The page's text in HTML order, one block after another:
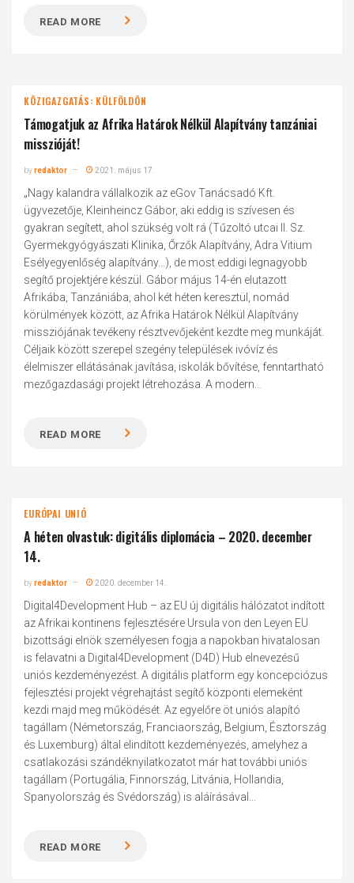
READ MORE
KÖZIGAZGATÁS: KÜLFÖLDÖN
Támogatjuk az Afrika Határok Nélkül Alapítvány tanzániai
misszióját!
byredaktor 2021. május 17.
„Nagy kalandra vállalkozik az eGov Tanácsadó Kft.
ügyvezetője, Kleinheincz Gábor, aki eddig is szívesen és
gyakran segített, ahol szükség volt rá (Tűzoltó utcai II. Sz.
Gyermekgyógyászati Klinika, Őrzők Alapítvány, Adra Vitium
Esélyegyenlőség alapítvány...), de most eddigi legnagyobb
segítő projektjére készül. Gábor május 14-én elutazott
Afrikába, Tanzániába, ahol két héten keresztül, nomád
körülmények között, az Afrika Határok Nélkül Alapítvány
missziójának tevékeny résztvevőjeként kezdte meg munkáját.
Céljaik között szerepel szegény települések ivóvíz és
élelmiszer ellátásának javítása, iskolák bővítése, fenntartható
mezőgazdasági projekt létrehozása. A modern...
READ MORE
EURÓPAI UNIÓ
A héten olvastuk: digitális diplomácia – 2020. december
14.
byredaktor 2020. december 14.
Digital4Development Hub – az EU új digitális hálózatot indított
az Afrikai kontinens fejlesztésére Ursula von den Leyen EU
bizottsági elnök személyesen fogja a napokban hivatalosan
is felavatni a Digital4Development (D4D) Hub elnevezésű
uniós kezdeményezést. A digitális platform egy koncepciózus
fejlesztési projekt végrehajtást segítő központi elemeként
kezdi majd meg működését. Az egyelőre öt uniós alapító
tagállam (Németország, Franciaország, Belgium, Észtország
és Luxemburg) által elindított kezdeményezés, amelyhez a
csatlakozási szándéknyilatkozatot már hat további uniós
tagállam (Portugália, Finnország, Litvánia, Hollandia,
Spanyolország és Svédország) is aláírásával...
READ MORE